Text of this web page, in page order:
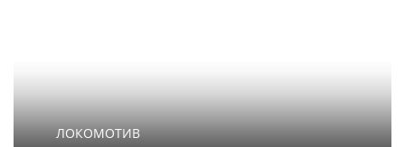
ЛОКОМОТИВ